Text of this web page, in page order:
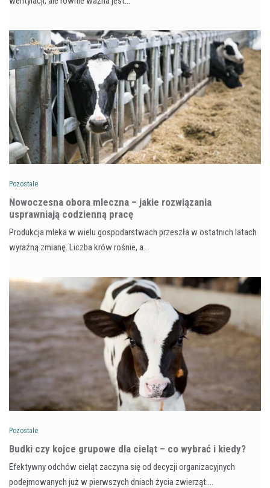
Pozostałe
Nowoczesna obora mleczna – jakie rozwiązania
usprawniają codzienną pracę
Produkcja mleka w wielu gospodarstwach przeszła w ostatnich latach
wyraźną zmianę. Liczba krów rośnie, a…
Pozostałe
Budki czy kojce grupowe dla cieląt – co wybrać i kiedy?
Efektywny odchów cieląt zaczyna się od decyzji organizacyjnych
podejmowanych już w pierwszych dniach życia zwierząt.…